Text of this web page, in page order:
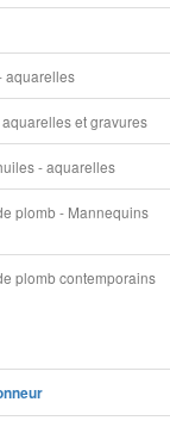
aquarelles
et gravures
- aquarelles
plomb - Mannequins
plomb contemporains